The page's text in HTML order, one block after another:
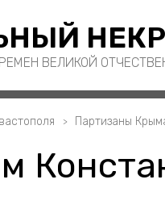
ВЕЛИКОЙ
Партизаны